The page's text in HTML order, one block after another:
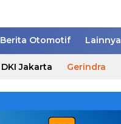
Berita Otomotif Lainnya
DKI Jakarta Gerindra